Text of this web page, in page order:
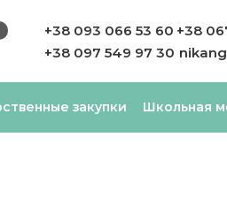
+38 093 066 53 60
+38 097 549 97 30
+38
закупки Школьная